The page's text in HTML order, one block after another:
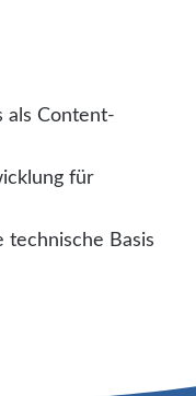
als Content-
für
technische Basis